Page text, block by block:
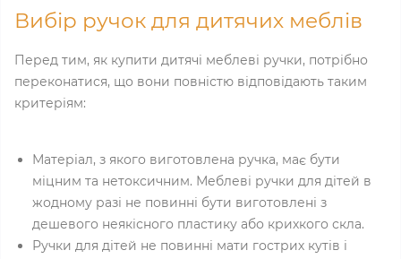
Вибір ручок для дитячих меблів
Перед тим, як купити дитячі меблеві ручки, потрібно
переконатися, що вони повністю відповідають таким
критеріям:
Матеріал, з якого виготовлена ​​ручка, має бути
міцним та нетоксичним. Меблеві ручки для дітей в
жодному разі не повинні бути виготовлені з
дешевого неякісного пластику або крихкого скла.
Ручки для дітей не повинні мати гострих кутів і